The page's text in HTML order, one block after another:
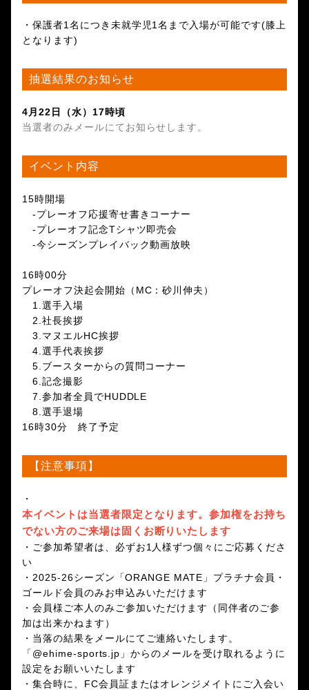
・保護者1名につき未就学児1名まで入場が可能です(膝上
となります)
抽選結果のお知らせ
4月22日（水）17時頃
当選者のみメールにてお知らせします。
イベント内容
15時開場
-プレーオフ応援寄せ書きコーナー
-プレーオフ記念Tシャツ即売会
-今シーズンプレイバック動画放映
16時00分
プレーオフ決起会開始（MC：砂川伸夫）
1.選手入場
2.社長挨拶
3.マヌエルHC挨拶
4.選手代表挨拶
5.ブースターからの質問コーナー
6.記念撮影
7.参加者全員でHUDDLE
8.選手退場
16時30分 終了予定
【注意事項】
・
本イベントは当選者限定となります。参加権をお持ち
でない方のご来場は固くお断りいたします
・ご参加希望者は、必ずお1人様ずつ個々にご応募くださ
い
・2025-26シーズン「ORANGE MATE」プラチナ会員・
ゴールド会員のみお申込みいただけます
・会員様ご本人のみご参加いただけます（同伴者のご参
加は出来かねます）
・当落の結果をメールにてご連絡いたします。
「@ehime-sports.jp」からのメールを受け取れるように
設定をお願いいたします
・集合時に、FC会員証またはオレンジメイトにご入会い